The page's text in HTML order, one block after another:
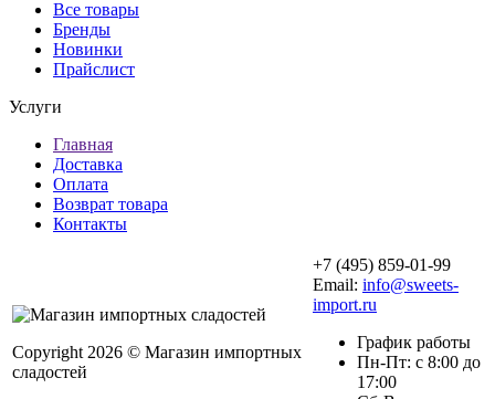
Все товары
Бренды
Новинки
Прайслист
Услуги
Главная
Доставка
Оплата
Возврат товара
Контакты
Copyright 2026 © Магазин импортных
сладостей
+7 (495) 859-01-99
Email: info@sweets-
import.ru
График работы
Пн-Пт: с 8:00 до
17:00